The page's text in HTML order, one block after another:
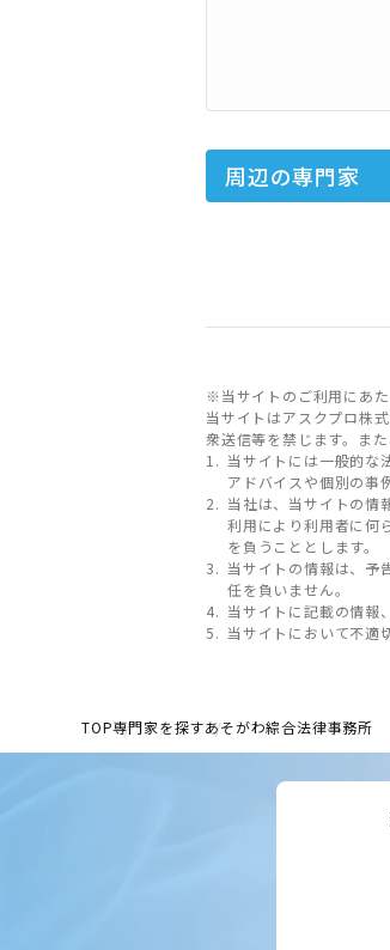
周辺の専門家
※当サイトのご利用にあた
当サイトはアスクプロ株
衆送信等を禁じます。ま
当サイトには一般的な
アドバイスや個別の事
当社は、当サイトの情
利用により利用者に何
を負うこととします。
当サイトの情報は、予
任を負いません。
当サイトに記載の情報
当サイトにおいて不適
TOP専門家を探すあそがわ綜合法律事務所